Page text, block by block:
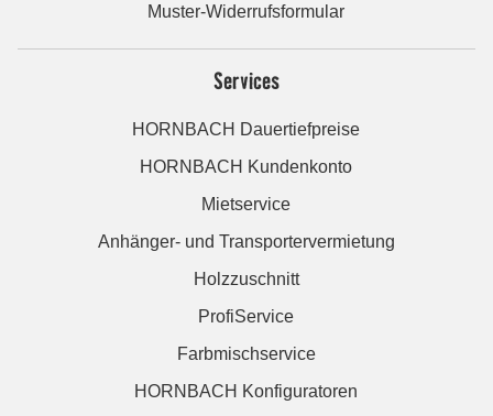
Muster-Widerrufsformular
Services
HORNBACH Dauertiefpreise
HORNBACH Kundenkonto
Mietservice
Anhänger- und Transportervermietung
Holzzuschnitt
ProfiService
Farbmischservice
HORNBACH Konfiguratoren